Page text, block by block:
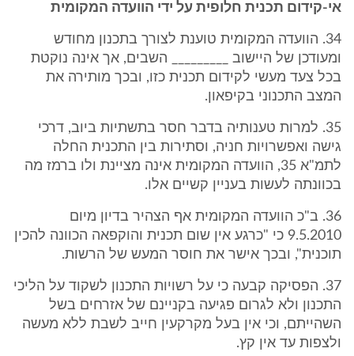
אי-קידום תכנית חלופית על ידי הוועדה המקומית
34. הוועדה המקומית טוענת לצורך בתכנון מחודש
ומעודכן של היישוב _________ השבים, אך אינה נוקטת
בכל צעד מעשי לקידום תכנית כזו, ובכך מותירה את
המצב התכנוני בקיפאון.
35. למרות טענותיה בדבר חסר בתשתיות ביוב, דרכי
גישה ואפשרויות חניה, וסתירות בין התכנית החלה
לתמ"א 35, הוועדה המקומית אינה מציינת ולו ברמז מה
בכוונתה לעשות בעניין קשיים אלו.
36. ב"כ הוועדה המקומית אף הצהיר בדיון מיום
9.5.2010 כי "כרגע אין שום תכנית והוקפאה הכוונה להכין
תוכנית", ובכך אישר את חוסר המעש של הרשות.
37. הפסיקה קבעה כי על רשויות התכנון לשקוד על הליכי
התכנון ולא לגרום פגיעה בקניינם של אזרחים בשל
השהייתם, וכי אין בעל מקרקעין חייב לשבת ללא מעשה
ולצפות עד אין קץ.